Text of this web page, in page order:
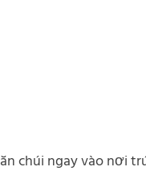
chúi ngay vào nơi